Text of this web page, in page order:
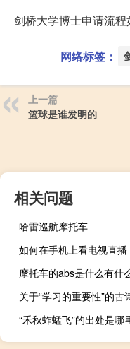
剑桥大学博士申请流程
网络标签：
上一篇
篮球是谁发明的
相关问题
哈雷巡航摩托车
摩托车的abs是什么有什
“禾秋蚱蜢飞”的出处是哪